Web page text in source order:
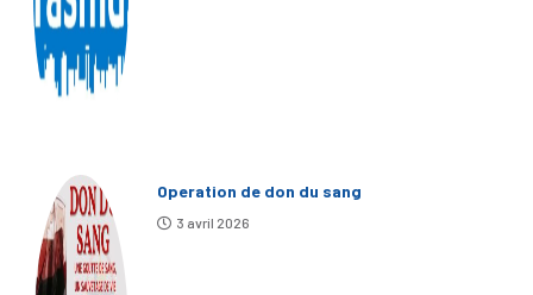
Operation de don du sang
3 avril 2026